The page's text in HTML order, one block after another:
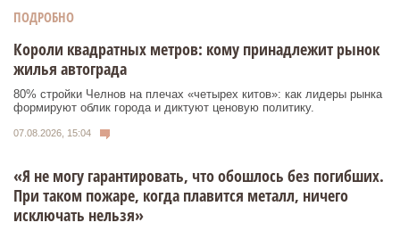
ПОДРОБНО
Короли квадратных метров: кому принадлежит рынок
жилья автограда
80% стройки Челнов на плечах «четырех китов»: как лидеры рынка
формируют облик города и диктуют ценовую политику.
07.08.2026, 15:04
«Я не могу гарантировать, что обошлось без погибших.
При таком пожаре, когда плавится металл, ничего
исключать нельзя»